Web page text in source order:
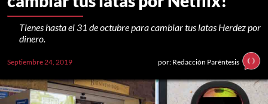
Tienes hasta el 31 de octubre para cambiar tus latas Herdez por
dinero.
Septiembre 24, 2019 por: Redacción Paréntesis